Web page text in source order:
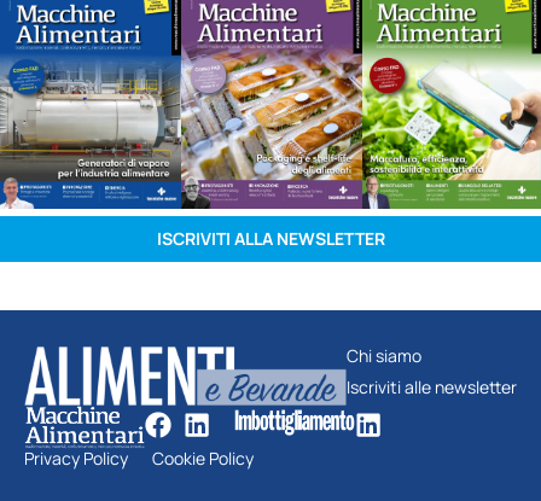
ISCRIVITI ALLA NEWSLETTER
Chi siamo
Iscriviti alle newsletter
Privacy Policy Cookie Policy